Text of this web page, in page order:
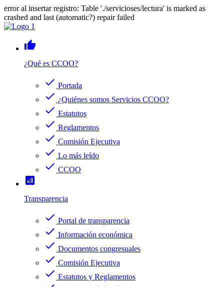
error al insertar registro: Table './servicioses/lectura' is marked as
crashed and last (automatic?) repair failed
thumb_up
¿Qué es CCOO?
check Portada
check ¿Quiénes somos Servicios CCOO?
check Estatutos
check Reglamentos
check Comisión Ejecutiva
check Lo más leído
check CCOO
analytics
Transparencia
check Portal de transparencia
check Información económica
check Documentos congresuales
check Comisión Ejecutiva
check Estatutos y Reglamentos